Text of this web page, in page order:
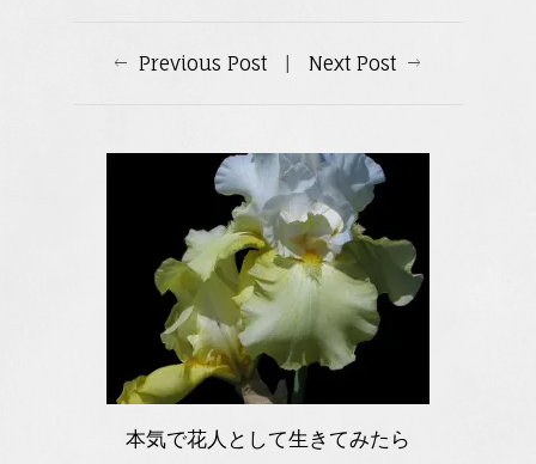
Previous Post | Next Post
本気で花人として生きてみたら